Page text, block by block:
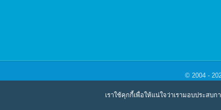
© 2004 -
เราใช้คุกกี้เพื่อให้แน่ใจว่าเรามอบประส